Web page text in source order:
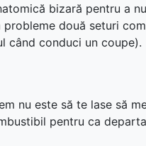
bizară pentru a
două seturi
când conduci un coupe).
nu este să te lase să
pentru ca